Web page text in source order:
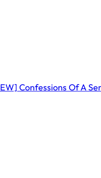
Confessions Of A